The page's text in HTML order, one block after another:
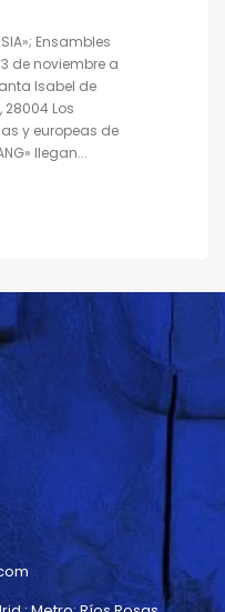
Ensambles
de noviembre a
Isabel de
28004 Los
y europeas de
llegan...